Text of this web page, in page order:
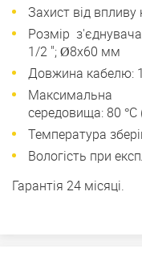
Захист від
Розмір
1/2 "; Ø8x60 мм
Довжина кабелю:
Максимальна
середовища: 80 °C
Температура
Вологість при
Гарантія 24 місяці.